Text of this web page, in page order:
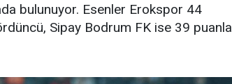
bulunuyor. Esenler Erokspor 44
Sipay Bodrum FK ise 39 puanla